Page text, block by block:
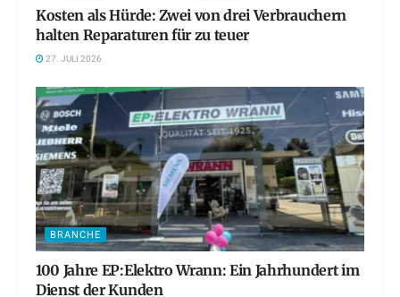
Kosten als Hürde: Zwei von drei Verbrauchern
halten Reparaturen für zu teuer
27. JULI 2026
BRANCHE
100 Jahre EP:Elektro Wrann: Ein Jahrhundert im
Dienst der Kunden